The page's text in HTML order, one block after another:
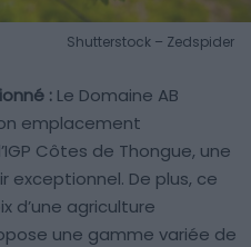
Shutterstock – Zedspider
: Le Domaine AB
emplacement
Côtes de Thongue, une
exceptionnel. De plus, ce
d’une agriculture
une gamme variée de